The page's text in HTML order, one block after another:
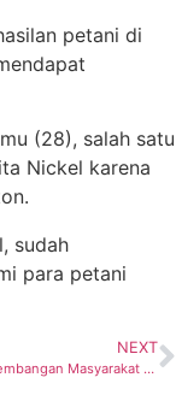
petani di
(28), salah satu
Nickel karena
sudah
para petani
NEXT
Dukung Pengembangan Masyarakat Desa, PT Pertamina Hulu Sanga Sanga Serahkan Bantuan Sarpras di Desa Muara Badak Ilir